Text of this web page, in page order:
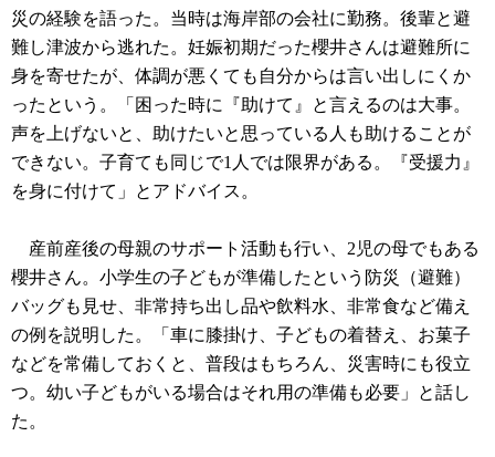
災の経験を語った。当時は海岸部の会社に勤務。後輩と避
難し津波から逃れた。妊娠初期だった櫻井さんは避難所に
身を寄せたが、体調が悪くても自分からは言い出しにくか
ったという。「困った時に『助けて』と言えるのは大事。
声を上げないと、助けたいと思っている人も助けることが
できない。子育ても同じで1人では限界がある。『受援力』
を身に付けて」とアドバイス。
産前産後の母親のサポート活動も行い、2児の母でもある
櫻井さん。小学生の子どもが準備したという防災（避難）
バッグも見せ、非常持ち出し品や飲料水、非常食など備え
の例を説明した。「車に膝掛け、子どもの着替え、お菓子
などを常備しておくと、普段はもちろん、災害時にも役立
つ。幼い子どもがいる場合はそれ用の準備も必要」と話し
た。